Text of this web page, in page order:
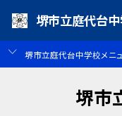
堺市立庭代台
堺市立庭代台中学校メニ
堺市